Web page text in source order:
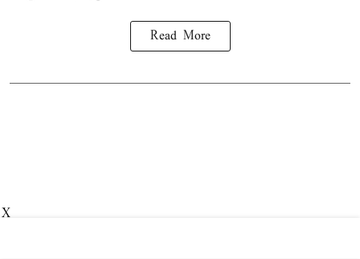
Read More
X